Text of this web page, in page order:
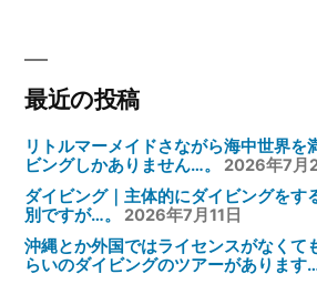
ョ
ン最近の投稿
リトルマーメイドさながら海中世界を
ビングしかありません…。
2026年7月
ダイビング｜主体的にダイビングをす
別ですが…。
2026年7月11日
沖縄とか外国ではライセンスがなくて
らいのダイビングのツアーがあります…